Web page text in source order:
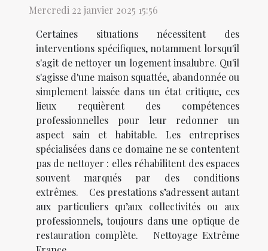
Mercredi 22 janvier 2025 15:56
Certaines situations nécessitent des
interventions spécifiques, notamment lorsqu'il
s'agit de nettoyer un logement insalubre. Qu'il
s'agisse d'une maison squattée, abandonnée ou
simplement laissée dans un état critique, ces
lieux requièrent des compétences
professionnelles pour leur redonner un
aspect sain et habitable. Les entreprises
spécialisées dans ce domaine ne se contentent
pas de nettoyer : elles réhabilitent des espaces
souvent marqués par des conditions
extrêmes. Ces prestations s’adressent autant
aux particuliers qu’aux collectivités ou aux
professionnels, toujours dans une optique de
restauration complète. Nettoyage Extrême